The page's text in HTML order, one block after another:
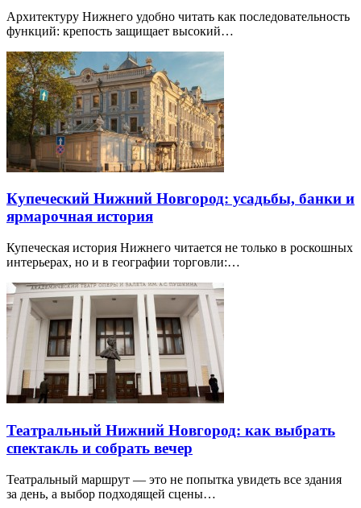
Архитектуру Нижнего удобно читать как последовательность
функций: крепость защищает высокий…
Купеческий Нижний Новгород: усадьбы, банки и
ярмарочная история
Купеческая история Нижнего читается не только в роскошных
интерьерах, но и в географии торговли:…
Театральный Нижний Новгород: как выбрать
спектакль и собрать вечер
Театральный маршрут — это не попытка увидеть все здания
за день, а выбор подходящей сцены…